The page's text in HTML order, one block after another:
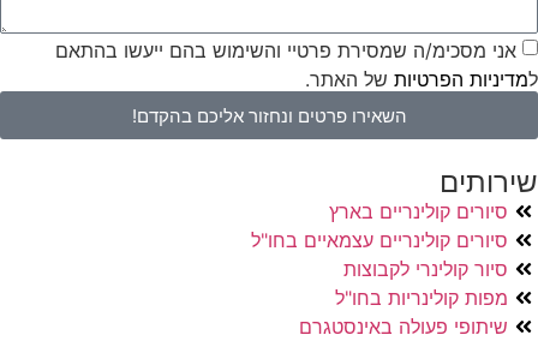
אני מסכימ/ה שמסירת פרטיי והשימוש בהם ייעשו בהתאם
למדיניות הפרטיות של האתר.
השאירו פרטים ונחזור אליכם בהקדם!
שירותים
סיורים קולינריים בארץ
סיורים קולינריים עצמאיים בחו"ל
סיור קולינרי לקבוצות
מפות קולינריות בחו"ל
שיתופי פעולה באינסטגרם